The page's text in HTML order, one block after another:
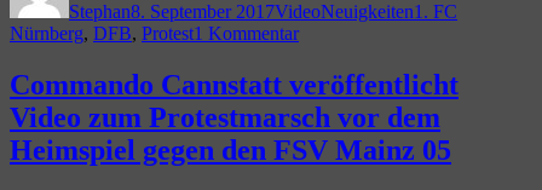
von
Choreo
im
Rahmen
des
Heimspiels
Stephan8. September 2017VideoNeuigkeiten1. FC
Nürnberg, DFB, Protest1 Kommentarzu
Nürnberg
zeigen
Video
von
der
Commando Cannstatt veröffentlicht
Video zum Protestmarsch vor dem
Heimspiel gegen den FSV Mainz 05